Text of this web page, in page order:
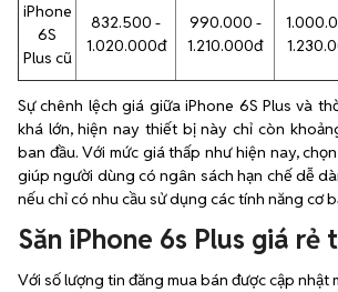
iPhone
6S
Plus cũ
832.500 -
1.020.000đ
990.000 -
1.210.000đ
Sự chênh lệch giá giữa iPhone 6S Plus và
khá lớn, hiện nay thiết bị này chỉ còn
ban đầu. Với mức giá thấp như hiện nay, chọn
giúp người dùng có ngân sách hạn chế dễ
nếu chỉ có nhu cầu sử dụng các tính năng cơ
Săn iPhone 6s Plus giá rẻ
Với số lượng tin đăng mua bán được cập nhật